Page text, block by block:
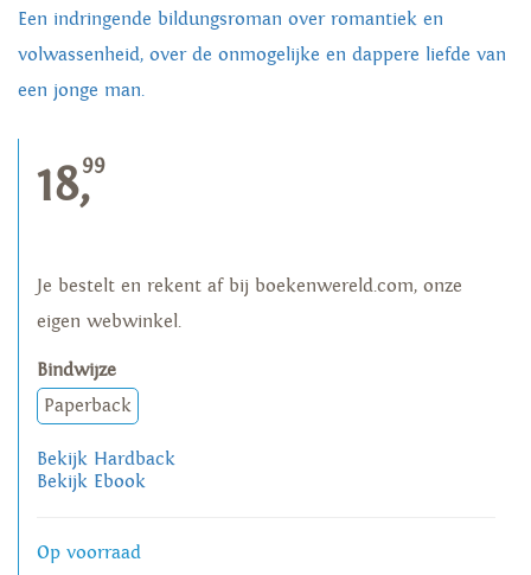
Een indringende bildungsroman over romantiek en
volwassenheid, over de onmogelijke en dappere liefde van
een jonge man.
18,99
Je bestelt en rekent af bij boekenwereld.com, onze
eigen webwinkel.
Bindwijze
Paperback
Bekijk Hardback
Bekijk Ebook
Op voorraad